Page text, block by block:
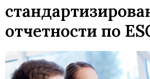
отчетности по